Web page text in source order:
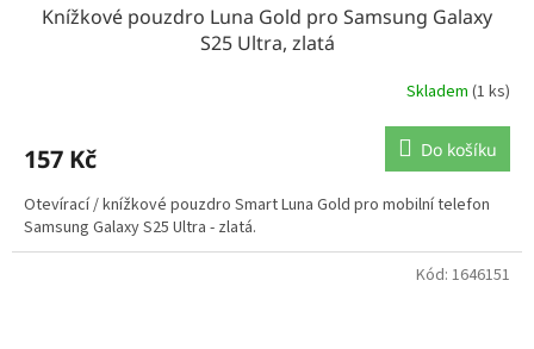
Knížkové pouzdro Luna Gold pro Samsung Galaxy
S25 Ultra, zlatá
Skladem (1 ks)
157 Kč Do košíku
Otevírací / knížkové pouzdro Smart Luna Gold pro mobilní telefon
Samsung Galaxy S25 Ultra - zlatá.
Kód: 1646151